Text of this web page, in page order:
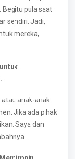
Begitu pula saat
sendiri. Jadi,
mereka,
atau anak-anak
Jika ada pihak
Saya dan